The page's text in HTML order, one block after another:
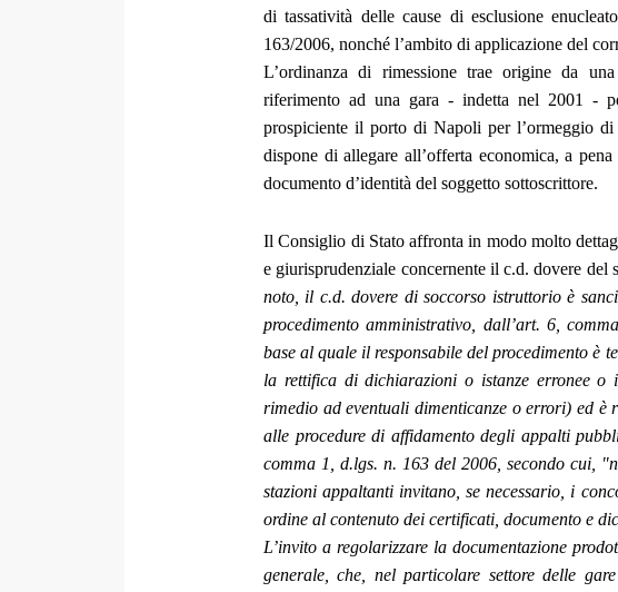
di tassatività delle cause di esclusione
163/2006, nonché l’ambito di applicazione del
L’ordinanza di rimessione trae origine da
riferimento ad una gara - indetta nel 2001 -
prospiciente il porto di Napoli per l’ormeggio
dispone di allegare all’offerta economica, a
documento d’identità del soggetto sottoscrittore.
Il Consiglio di Stato affronta in modo molto
e giurisprudenziale concernente il c.d. dovere del
noto, il c.d. dovere di soccorso istruttorio è
procedimento amministrativo, dall’art. 6,
base al quale il responsabile del procedimento è
la rettifica di dichiarazioni o istanze erronee
rimedio ad eventuali dimenticanze o errori) ed
alle procedure di affidamento degli appalti
comma 1, d.lgs. n. 163 del 2006, secondo cui,
stazioni appaltanti invitano, se necessario, i
ordine al contenuto dei certificati, documento e
L’invito a regolarizzare la documentazione
generale, che, nel particolare settore delle